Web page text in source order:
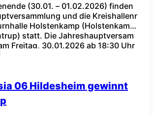
(30.01. – 01.02.2026) finden
und die Kreishallenr
Holstenkamp (Holstenkamp
statt. Die Jahreshauptversam
Freitag, 30.01.2026 ab 18:30 Uhr
im Feierraum d
laden wir zum „gemütliche Tei
06 Hildesheim gewinnt